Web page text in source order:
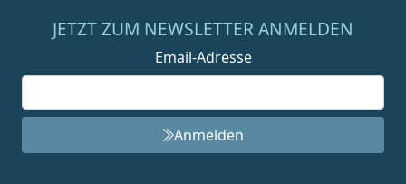
JETZT ZUM NEWSLETTER ANMELDEN
Email-Adresse
Anmelden